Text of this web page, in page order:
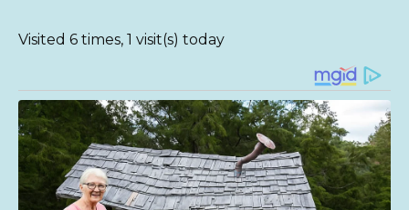
Visited 6 times, 1 visit(s) today